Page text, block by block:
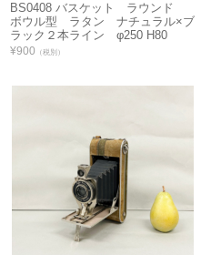
BS0408 バスケット ラウンド
ボウル型 ラタン ナチュラル×ブ
ラック２本ライン φ250 H80
¥900 （税別）